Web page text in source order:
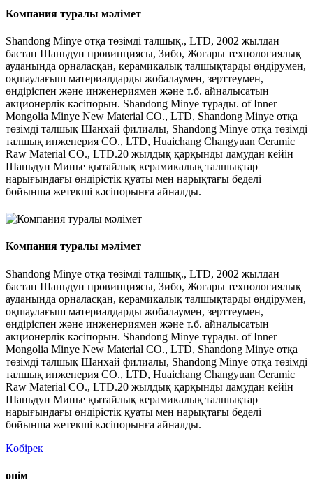
Компания туралы мәлімет
Shandong Minye отқа төзімді талшық., LTD, 2002 жылдан
бастап Шаньдун провинциясы, Зибо, Жоғары технологиялық
ауданында орналасқан, керамикалық талшықтарды өндірумен,
оқшаулағыш материалдарды жобалаумен, зерттеумен,
өндіріспен және инженериямен және т.б. айналысатын
акционерлік кәсіпорын. Shandong Minye тұрады. of Inner
Mongolia Minye New Material CO., LTD, Shandong Minye отқа
төзімді талшық Шанхай филиалы, Shandong Minye отқа төзімді
талшық инженерия CO., LTD, Huaichang Changyuan Ceramic
Raw Material CO., LTD.20 жылдық қарқынды дамудан кейін
Шаньдун Минье қытайлық керамикалық талшықтар
нарығындағы өндірістік қуаты мен нарықтағы беделі
бойынша жетекші кәсіпорынға айналды.
Компания туралы мәлімет
Shandong Minye отқа төзімді талшық., LTD, 2002 жылдан
бастап Шаньдун провинциясы, Зибо, Жоғары технологиялық
ауданында орналасқан, керамикалық талшықтарды өндірумен,
оқшаулағыш материалдарды жобалаумен, зерттеумен,
өндіріспен және инженериямен және т.б. айналысатын
акционерлік кәсіпорын. Shandong Minye тұрады. of Inner
Mongolia Minye New Material CO., LTD, Shandong Minye отқа
төзімді талшық Шанхай филиалы, Shandong Minye отқа төзімді
талшық инженерия CO., LTD, Huaichang Changyuan Ceramic
Raw Material CO., LTD.20 жылдық қарқынды дамудан кейін
Шаньдун Минье қытайлық керамикалық талшықтар
нарығындағы өндірістік қуаты мен нарықтағы беделі
бойынша жетекші кәсіпорынға айналды.
Көбірек
өнім